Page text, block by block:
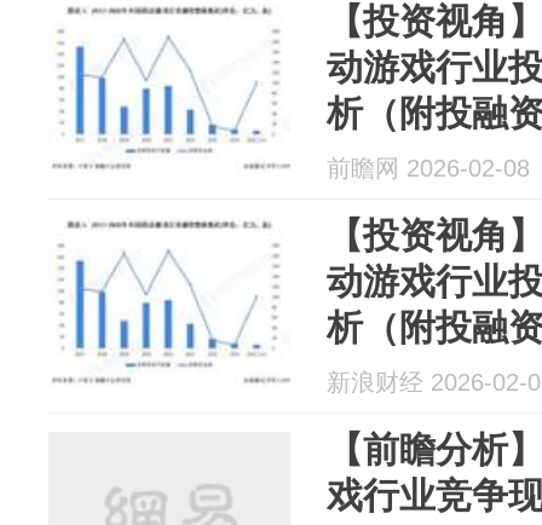
【投资视角
动游戏行业
析（附投融
兼并重组等
前瞻网 2026-02-08
【投资视角
动游戏行业
析（附投融
兼并重组等
新浪财经 2026-02-
【前瞻分析
戏行业竞争